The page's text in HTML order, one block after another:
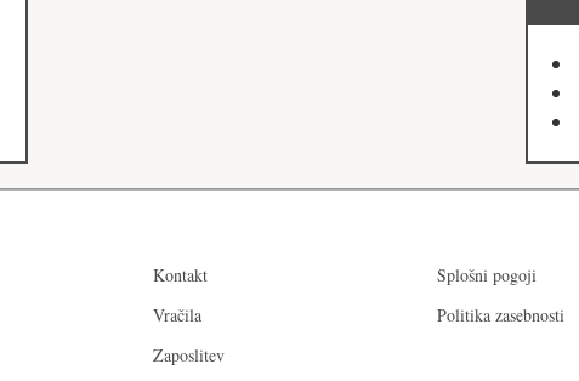
Kontakt
Vračila
Zaposlitev
Splošni pogoji
Politika zasebnosti